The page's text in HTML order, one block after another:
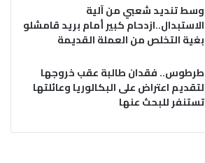
وسط تنديد شعبي من آلية
الاستبدال..ازدحام كبير أمام بريد قامشلو
بغية التخلص من العملة القديمة
طرطوس.. فقدان طالبة عقب خروجها
لتقديم اعتراض على البكالوريا وعائلتها
تستنفر للبحث عنها